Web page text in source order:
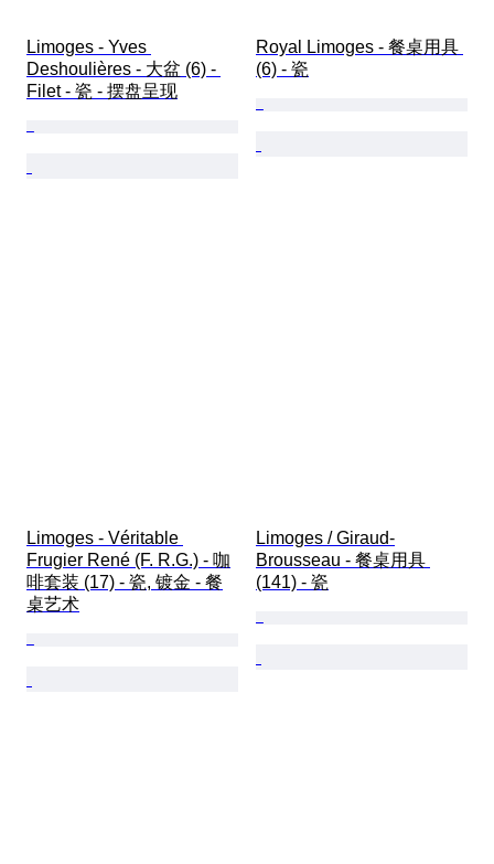
Limoges - Yves
Deshoulières - 大盆 (6) -
Filet - 瓷 - 摆盘呈现
Royal Limoges - 餐桌用具
(6) - 瓷
Limoges - Véritable
Frugier René (F. R.G.) - 咖
啡套装 (17) - 瓷, 镀金 - 餐
桌艺术
Limoges / Giraud-
Brousseau - 餐桌用具
(141) - 瓷